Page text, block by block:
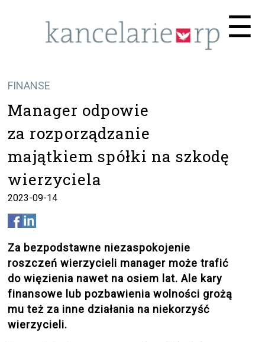
☰
FINANSE
Manager odpowie
za rozporządzanie
majątkiem spółki na szkodę
wierzyciela
2023-09-14
Za bezpodstawne niezaspokojenie
roszczeń wierzycieli manager może trafić
do więzienia nawet na osiem lat. Ale kary
finansowe lub pozbawienia wolności grożą
mu też za inne działania na niekorzyść
wierzycieli.